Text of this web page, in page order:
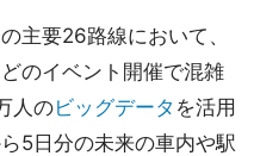
主要26路線において、
のイベント開催で混雑
人のビッグデータ を活用
5日分の未来の車内や駅